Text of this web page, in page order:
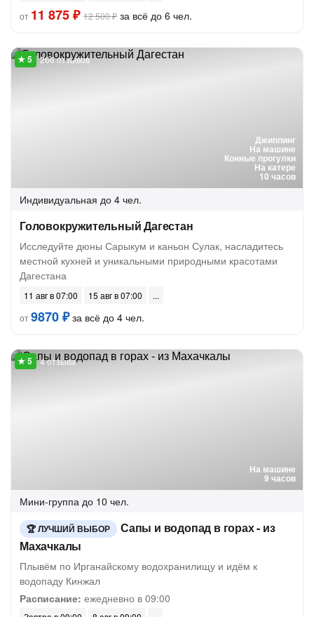
от 11 875 ₽ 12 500 ₽ за всё до 6 чел.
Джиппинг
На машине
Конные прогулки
На катере
10 часов
266 отзывов
Индивидуальная до 4 чел.
Головокружительный Дагестан
Исследуйте дюны Сарыкум и каньон Сулак, насладитесь
местной кухней и уникальными природными красотами
Дагестана
11 авг в 07:00
15 авг в 07:00
от9870 ₽за всё до 4 чел.
На машине
9 часов
4 отзыва
Мини-группа до 10 чел.
ЛУЧШИЙ ВЫБОР
Сапы и водопад в горах - из
Махачкалы
Плывём по Ирганайскому водохранилищу и идём к
водопаду Кинжал
Расписание: ежедневно в 09:00